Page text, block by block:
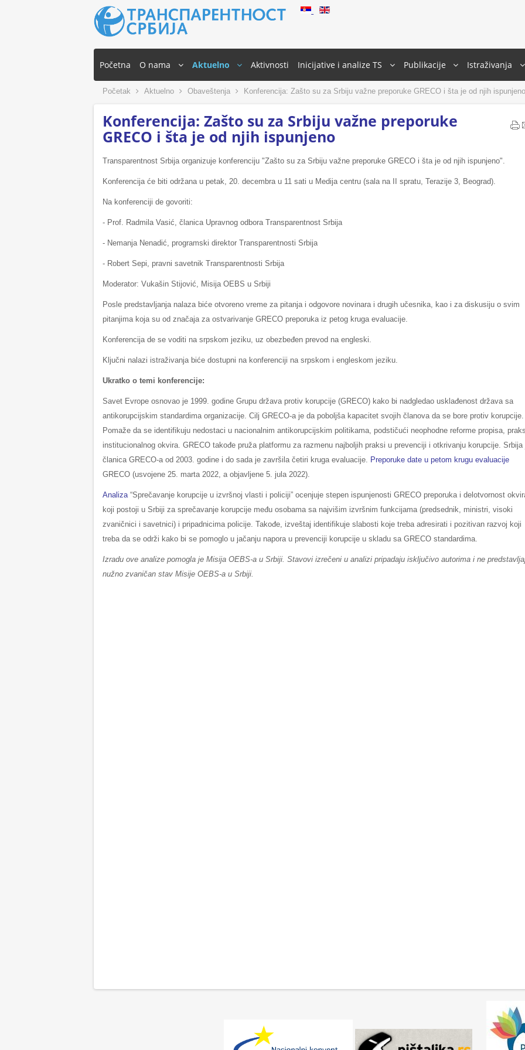
Početna O nama Aktuelno Aktivnosti Inicijative i analize TS Publikacije Istraživanja
Početak Aktuelno Obaveštenja Konferencija: Zašto su za Srbiju važne preporuke GRECO i šta je od njih ispunjeno
Konferencija: Zašto su za Srbiju važne preporuke
GRECO i šta je od njih ispunjeno
Transparentnost Srbija organizuje konferenciju "Zašto su za Srbiju važne preporuke GRECO i šta je od njih ispunjeno".
Konferencija će biti održana u petak, 20. decembra u 11 sati u Medija centru (sala na II spratu, Terazije 3, Beograd).
Na konferenciji de govoriti:
- Prof. Radmila Vasić, članica Upravnog odbora Transparentnost Srbija
- Nemanja Nenadić, programski direktor Transparentnosti Srbija
- Robert Sepi, pravni savetnik Transparentnosti Srbija
Moderator: Vukašin Stijović, Misija OEBS u Srbiji
Posle predstavljanja nalaza biće otvoreno vreme za pitanja i odgovore novinara i drugih učesnika, kao i za diskusiju o svim
pitanjima koja su od značaja za ostvarivanje GRECO preporuka iz petog kruga evaluacije.
Konferencija de se voditi na srpskom jeziku, uz obezbeđen prevod na engleski.
Ključni nalazi istraživanja biće dostupni na konferenciji na srpskom i engleskom jeziku.
Ukratko o temi konferencije:
Savet Evrope osnovao je 1999. godine Grupu država protiv korupcije (GRECO) kako bi nadgledao usklađenost država sa
antikorupcijskim standardima organizacije. Cilj GRECO-a je da poboljša kapacitet svojih članova da se bore protiv korupcije.
Pomaže da se identifikuju nedostaci u nacionalnim antikorupcijskim politikama, podstičući neophodne reforme propisa,
institucionalnog okvira. GRECO takođe pruža platformu za razmenu najboljih praksi u prevenciji i otkrivanju korupcije. Srbija
članica GRECO-a od 2003. godine i do sada je završila četiri kruga evaluacije.
Preporuke date u petom krugu evaluacije
GRECO (usvojene 25. marta 2022, a objavljene 5. jula 2022).
Analiza “Sprečavanje korupcije u izvršnoj vlasti i policiji” ocenjuje stepen ispunjenosti GRECO preporuka i delotvornost
koji postoji u Srbiji za sprečavanje korupcije među osobama sa najvišim izvršnim funkcijama (predsednik, ministri, visoki
zvaničnici i savetnici) i pripadnicima policije. Takođe, izveštaj identifikuje slabosti koje treba adresirati i pozitivan razvoj koji
treba da se održi kako bi se pomoglo u jačanju napora u prevenciji korupcije u skladu sa GRECO standardima.
Izradu ove analize pomogla je Misija OEBS-a u Srbiji. Stavovi izrečeni u analizi pripadaju isključivo autorima i ne
nužno zvaničan stav Misije OEBS-a u Srbiji.